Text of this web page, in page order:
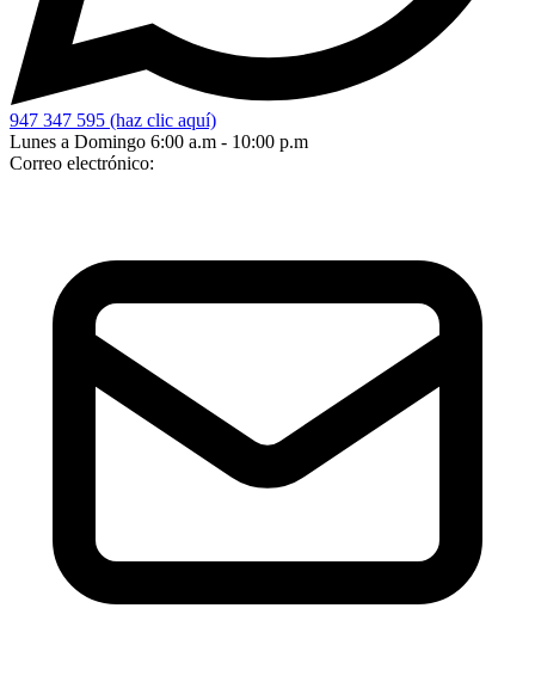
947 347 595 (haz clic aquí)
Lunes a Domingo 6:00 a.m - 10:00 p.m
Correo electrónico: